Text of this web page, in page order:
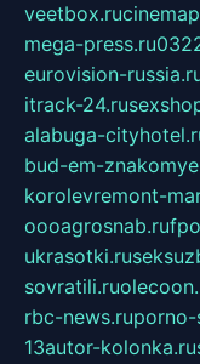
veetbox.ru
mega-press.ru
eurovision-
itrack-24.ru
alabuga-
bud-em-
korolevremont-
oooagrosnab.ru
ukrasotki.ru
sovratili.ru
rbc-news.ru
13autor-kolonka.ru